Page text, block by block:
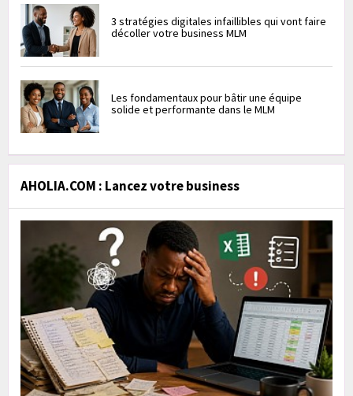
3 stratégies digitales infaillibles qui vont faire
décoller votre business MLM
Les fondamentaux pour bâtir une équipe
solide et performante dans le MLM
AHOLIA.COM : Lancez votre business